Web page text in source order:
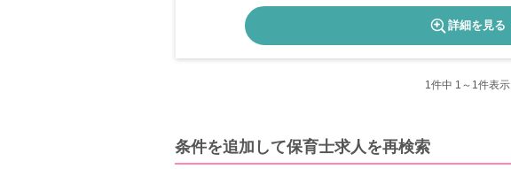
詳細を見る
1件中 1～1件表示
条件を追加して保育士求人を再検索